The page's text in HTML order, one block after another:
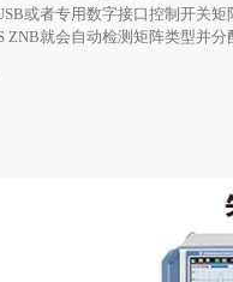
者专用数字接口控制开关矩
ZNB就会自动检测矩阵类型并